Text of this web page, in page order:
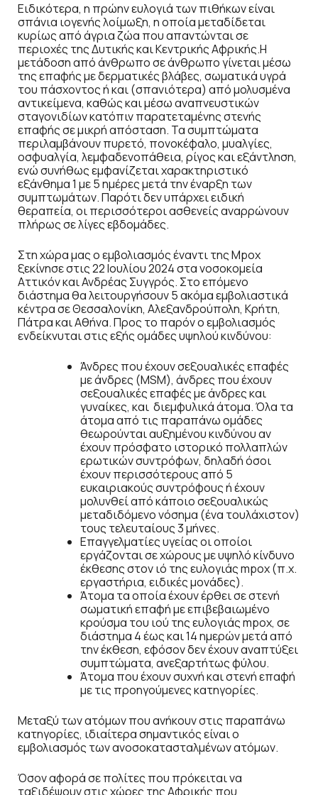
Ειδικότερα, η πρώην ευλογιά των πιθήκων είναι
σπάνια ιογενής λοίμωξη, η οποία μεταδίδεται
κυρίως από άγρια ζώα που απαντώνται σε
περιοχές της Δυτικής και Κεντρικής Αφρικής.Η
μετάδοση από άνθρωπο σε άνθρωπο γίνεται μέσω
της επαφής με δερματικές βλάβες, σωματικά υγρά
του πάσχοντος ή και (σπανιότερα) από μολυσμένα
αντικείμενα, καθώς και μέσω αναπνευστικών
σταγονιδίων κατόπιν παρατεταμένης στενής
επαφής σε μικρή απόσταση. Τα συμπτώματα
περιλαμβάνουν πυρετό, πονοκέφαλο, μυαλγίες,
οσφυαλγία, λεμφαδενοπάθεια, ρίγος και εξάντληση,
ενώ συνήθως εμφανίζεται χαρακτηριστικό
εξάνθημα 1 με 5 ημέρες μετά την έναρξη των
συμπτωμάτων. Παρότι δεν υπάρχει ειδική
θεραπεία, οι περισσότεροι ασθενείς αναρρώνουν
πλήρως σε λίγες εβδομάδες.
Στη χώρα μας ο εμβολιασμός έναντι της Μpox
ξεκίνησε στις 22 Ιουλίου 2024 στα νοσοκομεία
Αττικόν και Ανδρέας Συγγρός. Στο επόμενο
διάστημα θα λειτουργήσουν 5 ακόμα εμβολιαστικά
κέντρα σε Θεσσαλονίκη, Αλεξανδρούπολη, Κρήτη,
Πάτρα και Αθήνα. Προς το παρόν ο εμβολιασμός
ενδείκνυται στις εξής ομάδες υψηλού κινδύνου:
Άνδρες που έχουν σεξουαλικές επαφές
με άνδρες (MSM), άνδρες που έχουν
σεξουαλικές επαφές με άνδρες και
γυναίκες, και διεμφυλικά άτομα. Όλα τα
άτομα από τις παραπάνω ομάδες
θεωρούνται αυξημένου κινδύνου αν
έχουν πρόσφατο ιστορικό πολλαπλών
ερωτικών συντρόφων, δηλαδή όσοι
έχουν περισσότερους από 5
ευκαιριακούς συντρόφους ή έχουν
μολυνθεί από κάποιο σεξουαλικώς
μεταδιδόμενο νόσημα (ένα τουλάχιστον)
τους τελευταίους 3 μήνες.
Επαγγελματίες υγείας οι οποίοι
εργάζονται σε χώρους με υψηλό κίνδυνο
έκθεσης στον ιό της ευλογιάς mpox (π.χ.
εργαστήρια, ειδικές μονάδες).
Άτομα τα οποία έχουν έρθει σε στενή
σωματική επαφή με επιβεβαιωμένο
κρούσμα του ιού της ευλογιάς mpox, σε
διάστημα 4 έως και 14 ημερών μετά από
την έκθεση, εφόσον δεν έχουν αναπτύξει
συμπτώματα, ανεξαρτήτως φύλου.
Άτομα που έχουν συχνή και στενή επαφή
με τις προηγούμενες κατηγορίες.
Μεταξύ των ατόμων που ανήκουν στις παραπάνω
κατηγορίες, ιδιαίτερα σημαντικός είναι ο
εμβολιασμός των ανοσοκατασταλμένων ατόμων.
Όσον αφορά σε πολίτες που πρόκειται να
ταξιδέψουν στις χώρες της Αφρικής που